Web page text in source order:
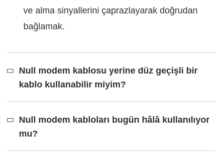
ve alma sinyallerini çaprazlayarak doğrudan
bağlamak.
Null modem kablosu yerine düz geçişli bir
kablo kullanabilir miyim?
Null modem kabloları bugün hâlâ kullanılıyor
mu?